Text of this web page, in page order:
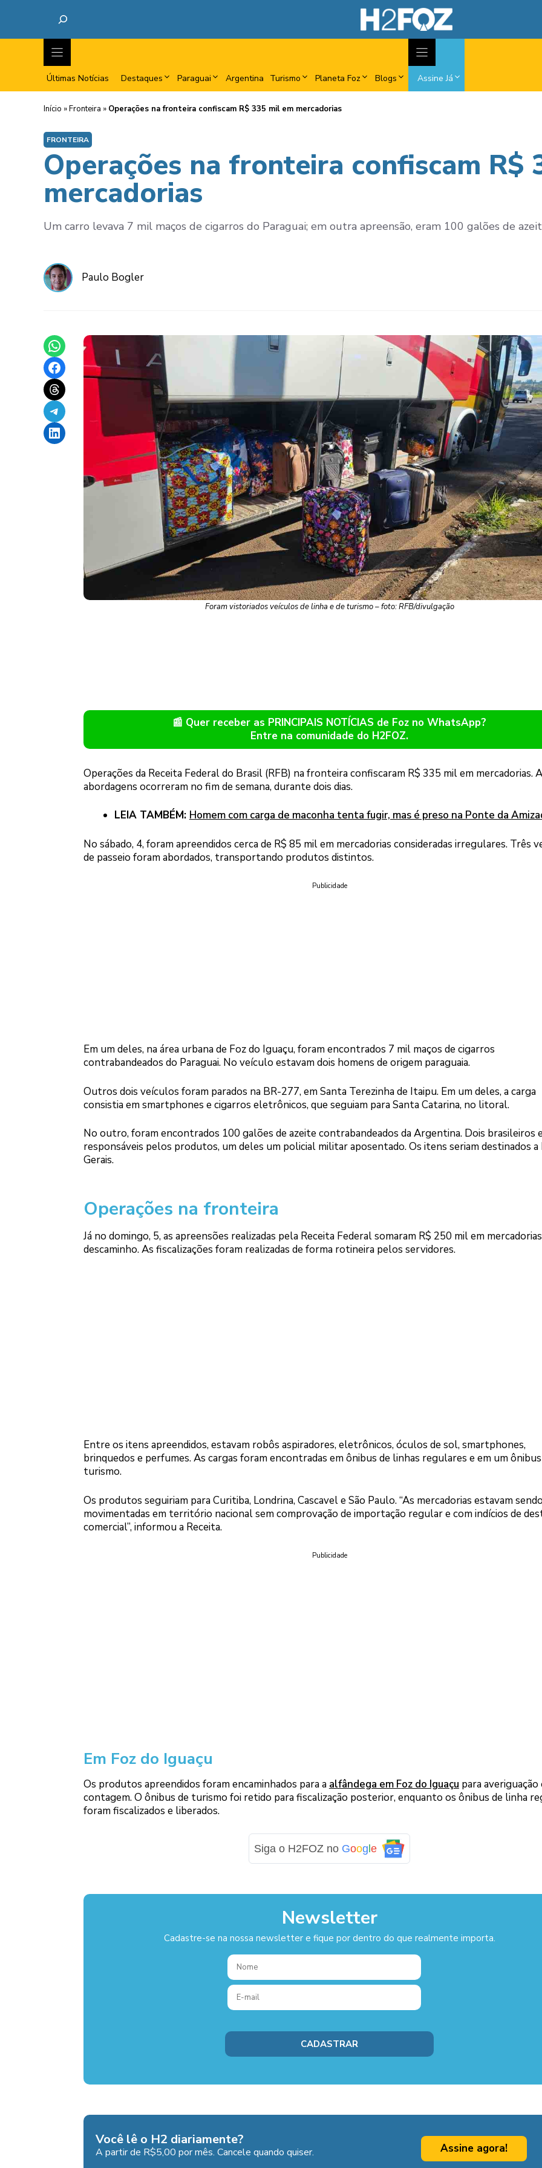
Últimas Notícias Destaques Paraguai Argentina Turismo Planeta Foz Blogs Assine Já
Início »Fronteira » Operações na fronteira confiscam R$ 335 mil em mercadorias
FRONTEIRA
Operações na fronteira confiscam R$
mercadorias
Um carro levava 7 mil maços de cigarros do Paraguai; em outra apreensão, eram 100 galões de
Paulo Bogler
Share on WhatsApp
Share on Facebook
Share on Threads
Share on Telegram
Share on LinkedIn
Foram vistoriados veículos de linha e de turismo – foto: RFB/divulgação
📰 Quer receber as PRINCIPAIS NOTÍCIAS de Foz no WhatsApp?
Entre na comunidade do H2FOZ.
Operações da Receita Federal do Brasil (RFB) na fronteira confiscaram R$ 335 mil em mercadorias.
abordagens ocorreram no fim de semana, durante dois dias.
LEIA TAMBÉM: Homem com carga de maconha tenta fugir, mas é preso na Ponte da
No sábado, 4, foram apreendidos cerca de R$ 85 mil em mercadorias consideradas irregulares. Três
de passeio foram abordados, transportando produtos distintos.
Publicidade
Em um deles, na área urbana de Foz do Iguaçu, foram encontrados 7 mil maços de cigarros
contrabandeados do Paraguai. No veículo estavam dois homens de origem paraguaia.
Outros dois veículos foram parados na BR-277, em Santa Terezinha de Itaipu. Em um deles, a carga
consistia em smartphones e cigarros eletrônicos, que seguiam para Santa Catarina, no litoral.
No outro, foram encontrados 100 galões de azeite contrabandeados da Argentina. Dois brasileiros
responsáveis pelos produtos, um deles um policial militar aposentado. Os itens seriam destinados a
Gerais.
Operações na fronteira
Já no domingo, 5, as apreensões realizadas pela Receita Federal somaram R$ 250 mil em
descaminho. As fiscalizações foram realizadas de forma rotineira pelos servidores.
Entre os itens apreendidos, estavam robôs aspiradores, eletrônicos, óculos de sol, smartphones,
brinquedos e perfumes. As cargas foram encontradas em ônibus de linhas regulares e em um
turismo.
Os produtos seguiriam para Curitiba, Londrina, Cascavel e São Paulo. “As mercadorias estavam
movimentadas em território nacional sem comprovação de importação regular e com indícios de
comercial”, informou a Receita.
Publicidade
Em Foz do Iguaçu
Os produtos apreendidos foram encaminhados para a alfândega em Foz do Iguaçu para averiguação
contagem. O ônibus de turismo foi retido para fiscalização posterior, enquanto os ônibus de linha
foram fiscalizados e liberados.
Siga o H2FOZ no Google
Newsletter
Cadastre-se na nossa newsletter e fique por dentro do que realmente importa.
Você lê o H2 diariamente?
A partir de R$5,00 por mês. Cancele quando quiser. Assine agora!